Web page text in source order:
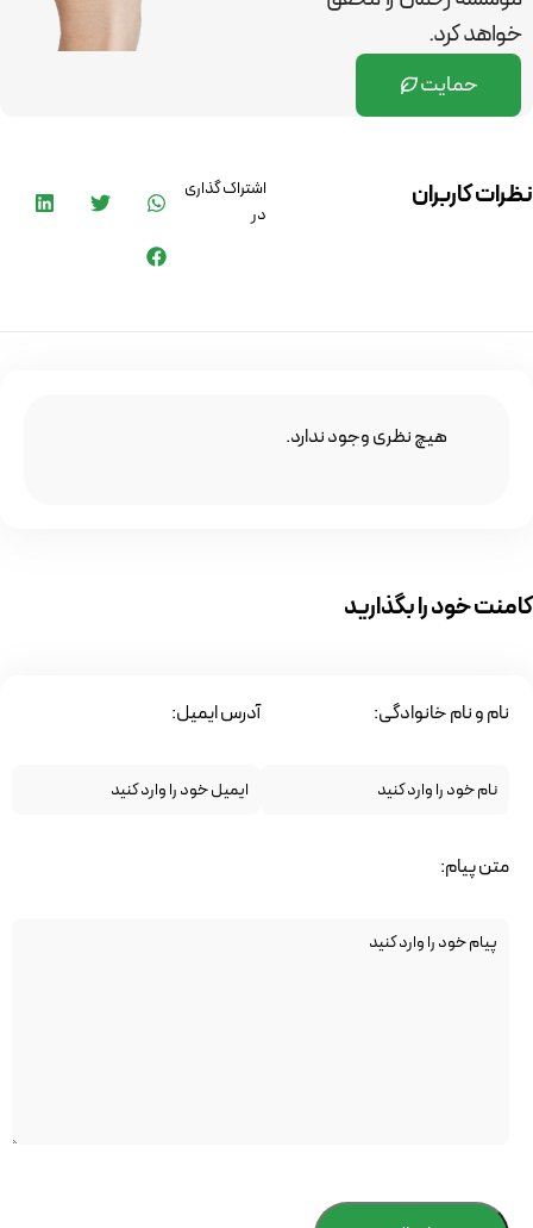
خواهد کرد.
حمایت
نظرات کاربران
اشتراک گذاری
در
هیچ نظری وجود ندارد.
کامنت خود را بگذارید
نام و نام خانوادگی: آدرس ایمیل:
متن پیام: